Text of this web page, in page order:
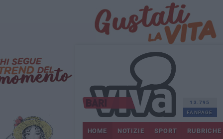
13.795
FANPAGE
HOME NOTIZIE SPORT RUBRICHE